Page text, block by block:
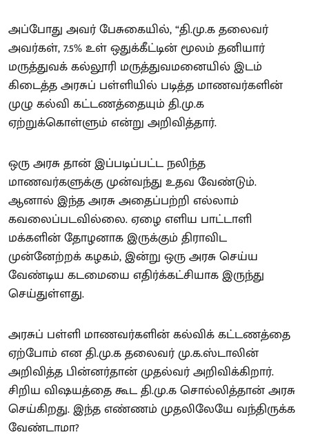
அப்போது அவர் பேசுகையில், “தி.மு.க தலைவர்
அவர்கள், 7.5% உள் ஒதுக்கீட்டின் மூலம் தனியார்
மருத்துவக் கல்லூரி மருத்துவமனையில் இடம்
கிடைத்த அரசுப் பள்ளியில் படித்த மாணவர்களின்
முழு கல்வி கட்டணத்தையும் தி.மு.க
ஏற்றுக்கொள்ளும் என்று அறிவித்தார்.
ஒரு அரசு தான் இப்படிப்பட்ட நலிந்த
மாணவர்களுக்கு முன்வந்து உதவ வேண்டும்.
ஆனால் இந்த அரசு அதைப்பற்றி எல்லாம்
கவலைப்படவில்லை. ஏழை எளிய பாட்டாளி
மக்களின் தோழனாக இருக்கும் திராவிட
முன்னேற்றக் கழகம், இன்று ஒரு அரசு செய்ய
வேண்டிய கடமையை எதிர்க்கட்சியாக இருந்து
செய்துள்ளது.
அரசுப் பள்ளி மாணவர்களின் கல்விக் கட்டணத்தை
ஏற்போம் என தி.மு.க தலைவர் மு.க.ஸ்டாலின்
அறிவித்த பின்னர்தான் முதல்வர் அறிவிக்கிறார்.
சிறிய விஷயத்தை கூட தி.மு.க சொல்லித்தான் அரசு
செய்கிறது. இந்த எண்ணம் முதலிலேயே வந்திருக்க
வேண்டாமா?